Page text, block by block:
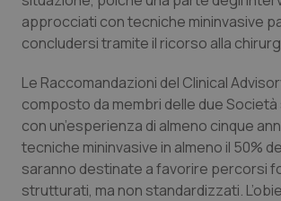
Sangue & coagulazione
Tiroide
Tumore al seno
Tumore ovarico
approcciati con tecniche mininvasive
concludersi tramite il ricorso alla
Le Raccomandazioni del Clinical
composto da membri delle due
con un’esperienza di almeno cinque
tecniche mininvasive in almeno il 50%
saranno destinate a favorire percorsi
strutturati, ma non standardizzati.